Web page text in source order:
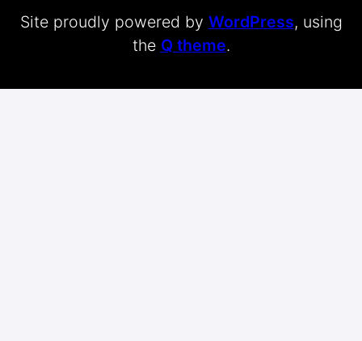
Site proudly powered by WordPress, using
the Q theme.